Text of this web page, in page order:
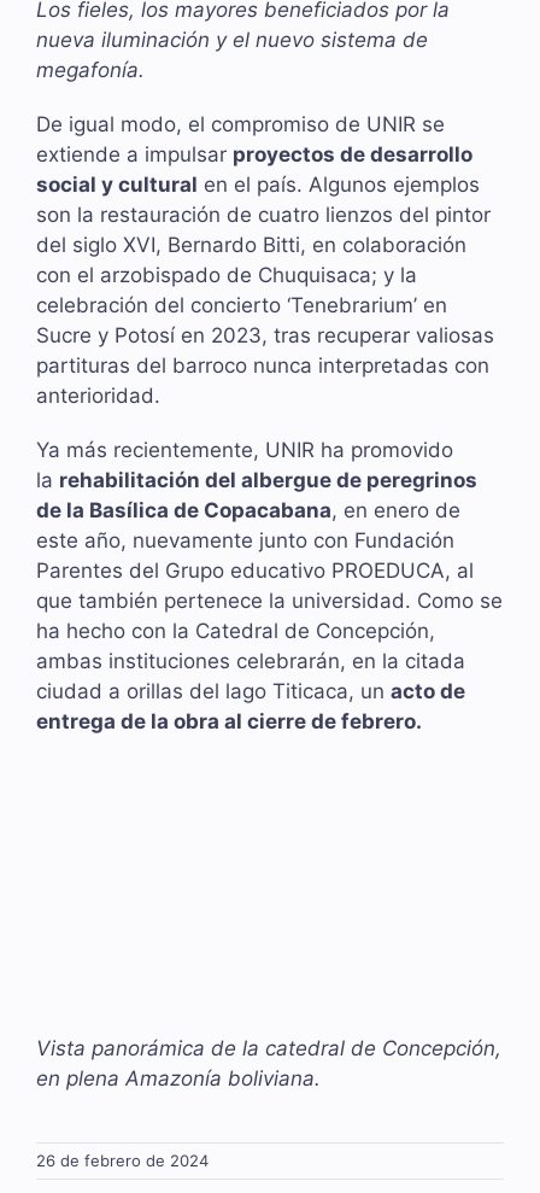
Los fieles, los mayores beneficiados por la
nueva iluminación y el nuevo sistema de
megafonía.
De igual modo, el compromiso de UNIR se
extiende a impulsar proyectos de desarrollo
social y cultural en el país. Algunos ejemplos
son la restauración de cuatro lienzos del pintor
del siglo XVI, Bernardo Bitti, en colaboración
con el arzobispado de Chuquisaca; y la
celebración del concierto ‘Tenebrarium’ en
Sucre y Potosí en 2023, tras recuperar valiosas
partituras del barroco nunca interpretadas con
anterioridad.
Ya más recientemente, UNIR ha promovido
la rehabilitación del albergue de peregrinos
de la Basílica de Copacabana, en enero de
este año, nuevamente junto con Fundación
Parentes del Grupo educativo PROEDUCA, al
que también pertenece la universidad. Como se
ha hecho con la Catedral de Concepción,
ambas instituciones celebrarán, en la citada
ciudad a orillas del lago Titicaca, un acto de
entrega de la obra al cierre de febrero.
Vista panorámica de la catedral de Concepción,
en plena Amazonía boliviana.
26 de febrero de 2024